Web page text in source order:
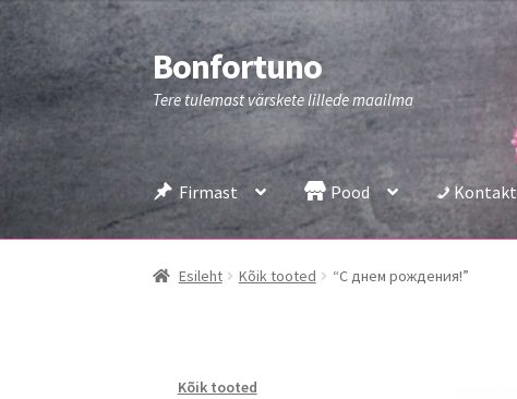
Liigu
navigeerimisele
Liigu
sisu
juurde
Bonfortuno
Tere tulemast värskete lillede maailma
Firmast Pood Kontakt
Esileht Kõik tooted “С днем ​​рождения!”
Kõik tooted